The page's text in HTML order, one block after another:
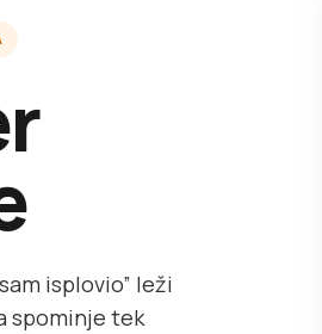
isplovio” leži
spominje tek